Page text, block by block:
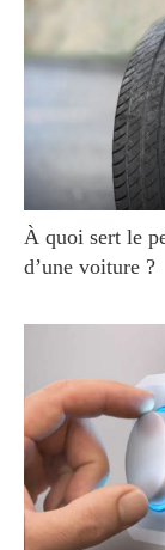
À quoi sert le
d’une voiture ?